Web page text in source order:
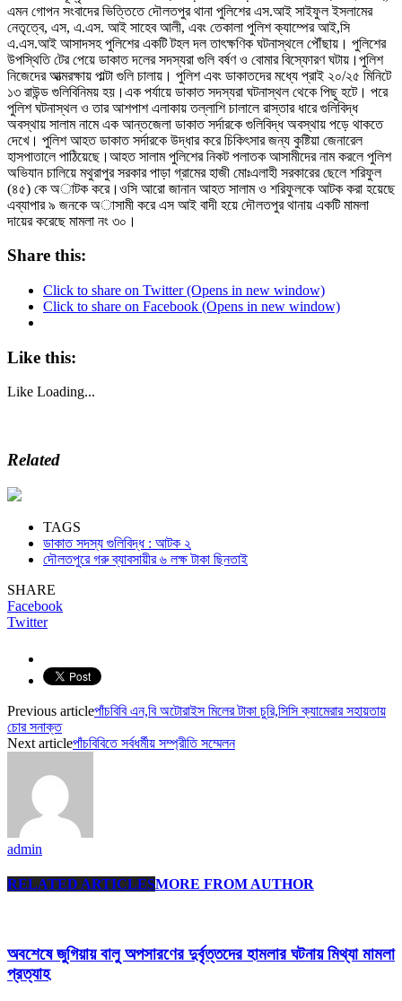
এমন গোপন সংবাদের ভিত্তিতে দৌলতপুর থানা পুলিশের এস.আই সাইফুল ইসলামের
নেতৃত্বে, এস, এ.এস. আই সাহেব আলী, এবং তেকালা পুলিশ ক্যাম্পের আই,সি
এ.এস.আই আসাদসহ পুলিশের একটি টহল দল তাৎক্ষণিক ঘটনাস্থলে পৌঁছায়। পুলিশের
উপস্থিতি টের পেয়ে ডাকাত দলের সদস্যরা গুলি বর্ষণ ও বোমার বিস্ফোরণ ঘটায়।পুলিশ
নিজেদের আত্মরক্ষায় পাল্টা গুলি চালায়। পুলিশ এবং ডাকাতদের মধ্যে প্রাই ২০/২৫ মিনিটে
১৩ রাউন্ড গুলিবিনিময় হয়।এক পর্যায়ে ডাকাত সদস্যরা ঘটনাস্থল থেকে পিছু হটে। পরে
পুলিশ ঘটনাস্থল ও তার আশপাশ এলাকায় তল্লাশি চালালে রাস্তার ধারে গুলিবিদ্ধ
অবস্থায় সালাম নামে এক আন্তজেলা ডাকাত সর্দারকে গুলিবিদ্ধ অবস্থায় পড়ে থাকতে
দেখে। পুলিশ আহত ডাকাত সর্দারকে উদ্ধার করে চিকিৎসার জন্য কুষ্টিয়া জেনারেল
হাসপাতালে পাঠিয়েছে।আহত সালাম পুলিশের নিকট পলাতক আসামীদের নাম করলে পুলিশ
অভিযান চালিয়ে মথুরাপুর সরকার পাড়া গ্রামের হাজী মোঃএলাহী সরকারের ছেলে শরিফুল
(৪৫) কে অাটক করে।ওসি আরো জানান আহত সালাম ও শরিফুলকে আটক করা হয়েছে
এব্যাপার ৯ জনকে অাসামী করে এস আই বাদী হয়ে দৌলতপুর থানায় একটি মামলা
দায়ের করেছে মামলা নং ৩০।
Share this:
Click to share on Twitter (Opens in new window)
Click to share on Facebook (Opens in new window)
Like this:
Like Loading...
Related
TAGS
ডাকাত সদস্য গুলিবিদ্ধ : আটক ২
দৌলতপুরে গরু ব্যাবসায়ীর ৬ লক্ষ টাকা ছিনতাই
SHARE
Facebook
Twitter
Previous articleপাঁচবিবি এন,বি অটোরাইস মিলের টাকা চুরি,সিসি ক্যামেরার সহায়তায়
চোর সনাক্ত
Next articleপাঁচবিবিতে সর্বধর্মীয় সম্প্রীতি সম্মেলন
admin
RELATED ARTICLESMORE FROM AUTHOR
অবশেষে জুগিয়ায় বালু অপসারণের দুর্বৃত্তদের হামলার ঘটনায় মিথ্যা মামলা
প্রত্যাহ